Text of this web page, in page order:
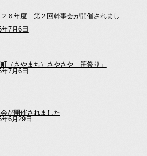
２６年度 第２回幹事会が開催されまし
年7月6日
町（さやまち）さやさや 笹祭り」
年7月6日
が開催されました
年6月29日